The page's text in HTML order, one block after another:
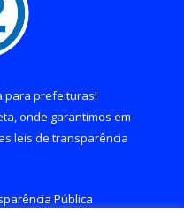
para prefeituras!
onde garantimos em
leis de transparência
Pública